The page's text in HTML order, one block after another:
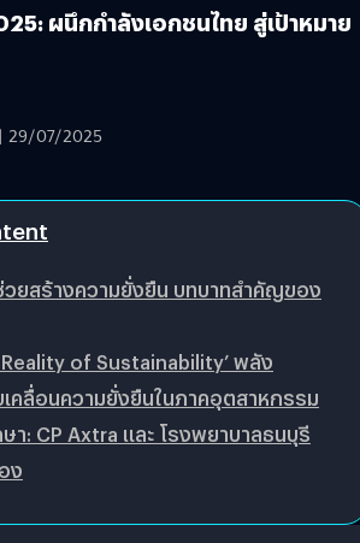
ผนึกกำลังเอกชนไทย สู่เป้าหมาย
| 29/07/2025
วยสร้างความยั่งยืน บทบาทสำคัญของ
Reality of Sustainability’ พลัง
เคลื่อนความยั่งยืนในภาคอุตสาหกรรม
: CP Axtra และ โรงพยาบาลธนบุรี
ง